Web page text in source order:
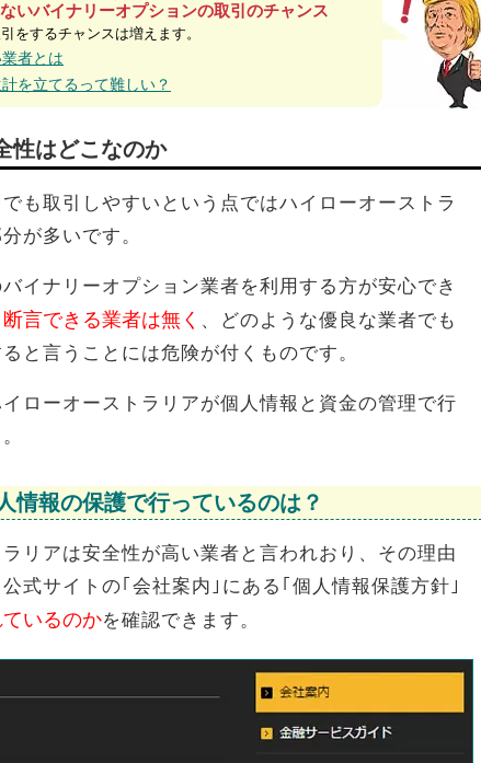
いバイナリーオプションの取引のチャンス
をするチャンスは増えます。
者とは
を立てるって難しい？
性はどこなのか
も取引しやすいという点ではハイローオーストラ
が多いです。
イナリーオプション業者を利用する方が安心でき
言できる業者は無く 、どのような優良な業者でも
と言うことには危険が付くものです。
ローオーストラリアが個人情報と資金の管理で行
情報の保護で行っているのは？
リアは安全性が高い業者と言われおり、その理由
式サイトの｢会社案内｣にある｢個人情報保護方針｣
いるのかを確認できます。